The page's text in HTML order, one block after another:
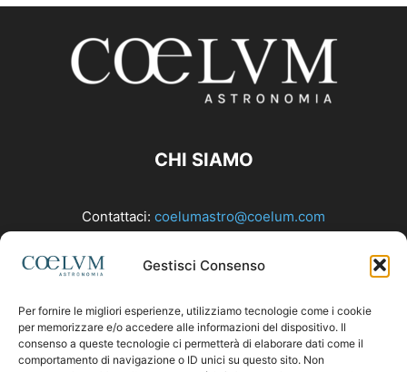
Gestisci Consenso
Per fornire le migliori esperienze, utilizziamo tecnologie come i cookie
per memorizzare e/o accedere alle informazioni del dispositivo. Il
consenso a queste tecnologie ci permetterà di elaborare dati come il
comportamento di navigazione o ID unici su questo sito. Non
CHI SIAMO
Contattaci: coelumastro@coelum.com
SEGUICI